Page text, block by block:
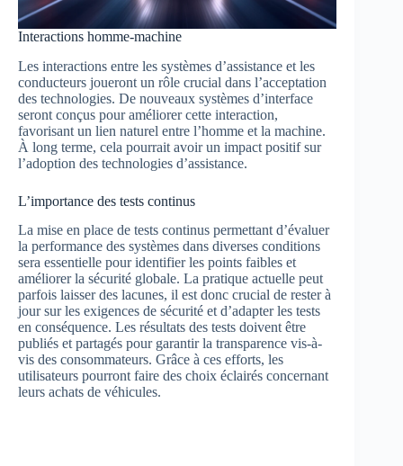
Interactions homme-machine
Les interactions entre les systèmes d’assistance et les
conducteurs joueront un rôle crucial dans l’acceptation
des technologies. De nouveaux systèmes d’interface
seront conçus pour améliorer cette interaction,
favorisant un lien naturel entre l’homme et la machine.
À long terme, cela pourrait avoir un impact positif sur
l’adoption des technologies d’assistance.
L’importance des tests continus
La mise en place de tests continus permettant d’évaluer
la performance des systèmes dans diverses conditions
sera essentielle pour identifier les points faibles et
améliorer la sécurité globale. La pratique actuelle peut
parfois laisser des lacunes, il est donc crucial de rester à
jour sur les exigences de sécurité et d’adapter les tests
en conséquence. Les résultats des tests doivent être
publiés et partagés pour garantir la transparence vis-à-
vis des consommateurs. Grâce à ces efforts, les
utilisateurs pourront faire des choix éclairés concernant
leurs achats de véhicules.